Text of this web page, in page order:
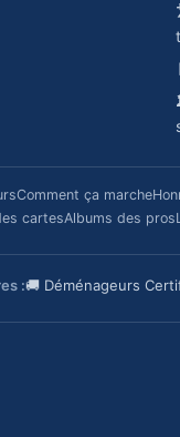
Comment ça marche
cartesAlbums des pros
:🚚 Déménageurs